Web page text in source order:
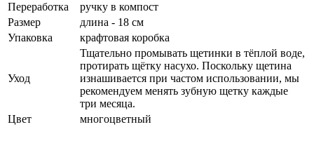
Переработка
ручку в компост
Размер
длина - 18 см
Упаковка
крафтовая коробка
Уход
Тщательно промывать щетинки в тёплой воде,
протирать щётку насухо. Поскольку щетина
изнашивается при частом использовании, мы
рекомендуем менять зубную щетку каждые
три месяца.
Цвет
многоцветный